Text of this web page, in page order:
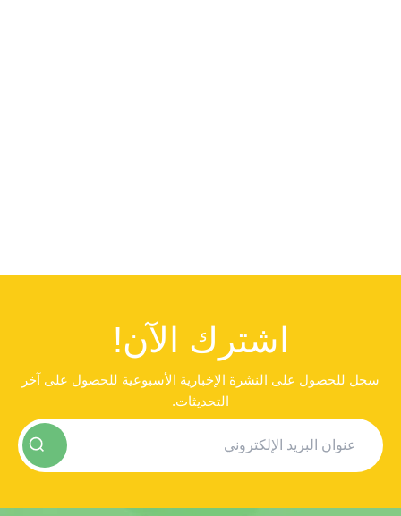
اشترك الآن!
سجل للحصول على النشرة الإخبارية الأسبوعية للحصول على آخر
التحديثات.